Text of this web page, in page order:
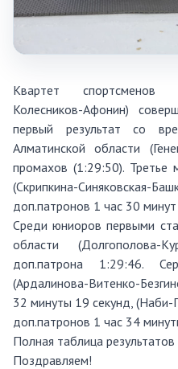
Квартет спортсменов
Колесников-Афонин)
первый результат со
Алматинской области
промахов (1:29:50). Третье
(Скрипкина-
доп.патронов 1 час 30
Среди юниоров первыми
области (Долгополова-
доп.патрона 1:29:46.
(Ардалинова-Витенко-
32 минуты 19 секунд,
доп.патронов 1 час 34
Полная таблица
Поздравляем!